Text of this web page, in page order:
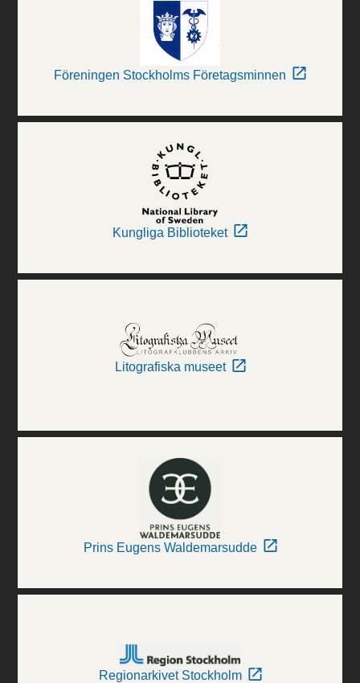
Föreningen Stockholms Företagsminnen
Kungliga Biblioteket
Litografiska museet
Prins Eugens Waldemarsudde
Regionarkivet Stockholm